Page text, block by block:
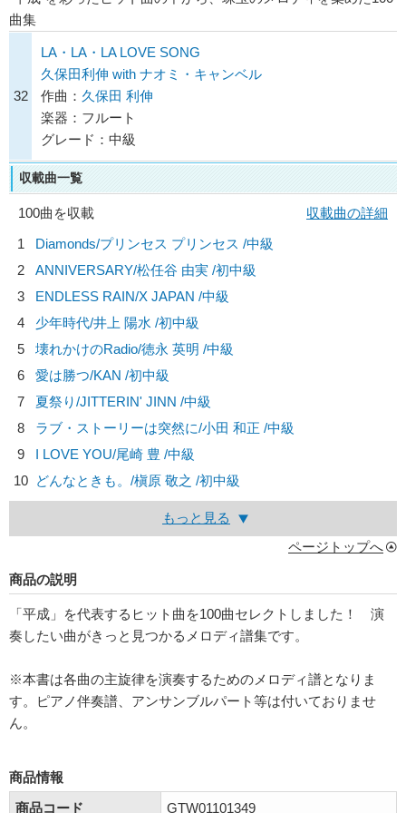
曲集
32
LA・LA・LA LOVE SONG
久保田利伸 with ナオミ・キャンベル
作曲： 久保田 利伸
楽器：フルート
グレード：中級
収載曲一覧
100曲を収載
収載曲の詳細
1
Diamonds/プリンセス プリンセス /中級
2
ANNIVERSARY/松任谷 由実 /初中級
3
ENDLESS RAIN/X JAPAN /中級
4
少年時代/井上 陽水 /初中級
5
壊れかけのRadio/徳永 英明 /中級
6
愛は勝つ/KAN /初中級
7
夏祭り/JITTERIN' JINN /中級
8
ラブ・ストーリーは突然に/小田 和正 /中級
9
I LOVE YOU/尾崎 豊 /中級
10 どんなときも。/槇原 敬之 /初中級
もっと見る
ページトップへ
商品の説明
「平成」を代表するヒット曲を100曲セレクトしました！ 演
奏したい曲がきっと見つかるメロディ譜集です。
※本書は各曲の主旋律を演奏するためのメロディ譜となりま
す。ピアノ伴奏譜、アンサンブルパート等は付いておりませ
ん。
商品情報
商品コード
GTW01101349